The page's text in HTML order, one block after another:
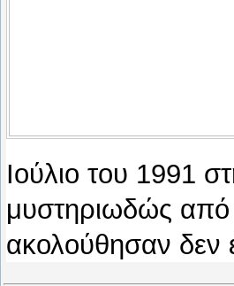
Ιούλιο του 1991
μυστηριωδώς
ακολούθησαν